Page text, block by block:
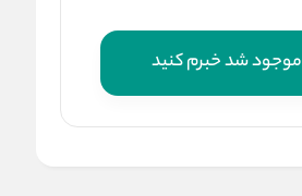
موجود شد خبرم کنید